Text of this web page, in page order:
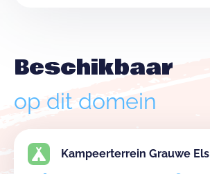
Beschikbaar
op dit domein
Kampeerterrein Grauwe Els